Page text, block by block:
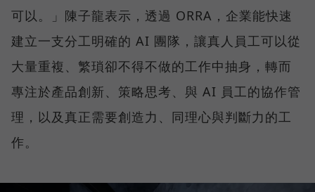
可以。」陳子龍表示，透過 ORRA，企業能快速
建立一支分工明確的 AI 團隊，讓真人員工可以從
大量重複、繁瑣卻不得不做的工作中抽身，轉而
專注於產品創新、策略思考、與 AI 員工的協作管
理，以及真正需要創造力、同理心與判斷力的工
作。